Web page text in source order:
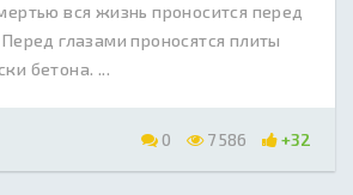
вся жизнь проносится перед
глазами проносятся плиты
бетона. ...
0 7 586 +32